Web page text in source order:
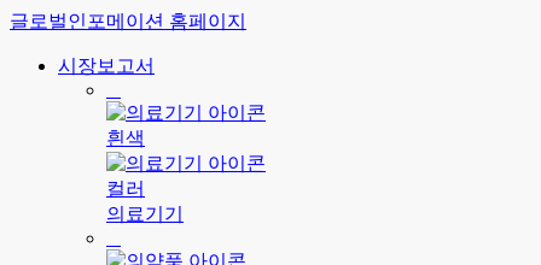
글로벌인포메이션 홈페이지
시장보고서
의료기기